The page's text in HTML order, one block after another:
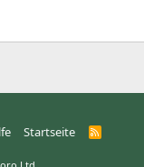
Startseite
R